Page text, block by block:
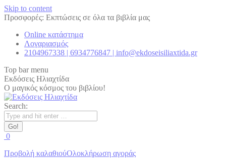
Skip to content
Προσφορές: Εκπτώσεις σε όλα τα βιβλία μας
Online κατάστημα
Λογαριασμός
2104967338 | 6934776847 | info@ekdoseisiliaxtida.gr
Top bar menu
Εκδόσεις Ηλιαχτίδα
Ο μαγικός κόσμος του βιβλίου!
Search:
0
Προβολή καλαθιούΟλοκλήρωση αγοράς